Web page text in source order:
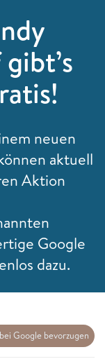
neuen
aktuell
Aktion
Google
dazu.
Google bevorzugen